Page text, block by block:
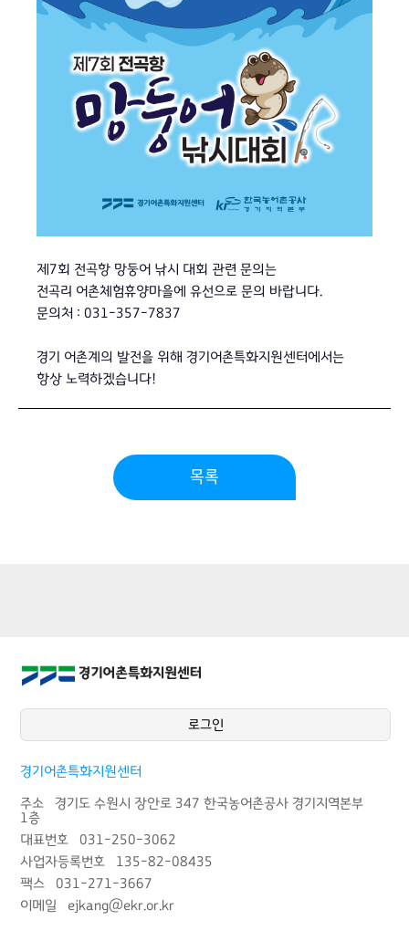
제7회 전곡항 망둥어 낚시 대회 관련 문의는
전곡리 어촌체험휴양마을에 유선으로 문의 바랍니다.
문의처 : 031-357-7837
경기 어촌계의 발전을 위해 경기어촌특화지원센터에서는
항상 노력하겠습니다!
목록
로그인
경기어촌특화지원센터
주소 경기도 수원시 장안로 347 한국농어촌공사 경기지역본부
1층
대표번호 031-250-3062
사업자등록번호 135-82-08435
팩스 031-271-3667
이메일 ejkang@ekr.or.kr